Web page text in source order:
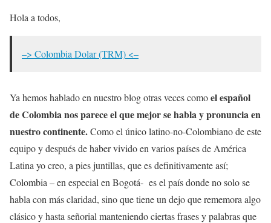
Hola a todos,
–> Colombia Dolar (TRM) <–
Ya hemos hablado en nuestro blog otras veces comoel español
de Colombia nos parece el que mejor se habla y pronuncia en
nuestro continente.Como el único latino-no-Colombiano de este
equipo y después de haber vivido en varios países de América
Latina yo creo, a pies juntillas, que es definitivamente así;
Colombia – en especial en Bogotá- es el país donde no solo se
habla con más claridad, sino que tiene un dejo que rememora algo
clásico y hasta señorial manteniendo ciertas frases y palabras que